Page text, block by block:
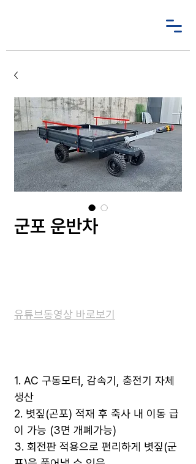
군포 운반차
유튜브동영상 바로보기
1. AC 구동모터, 감속기, 충전기 자체
생산
2. 볏짚(곤포) 적재 후 축사 내 이동 급
이 가능 (3면 개폐가능)
3. 회전판 적용으로 편리하게 볏짚(군